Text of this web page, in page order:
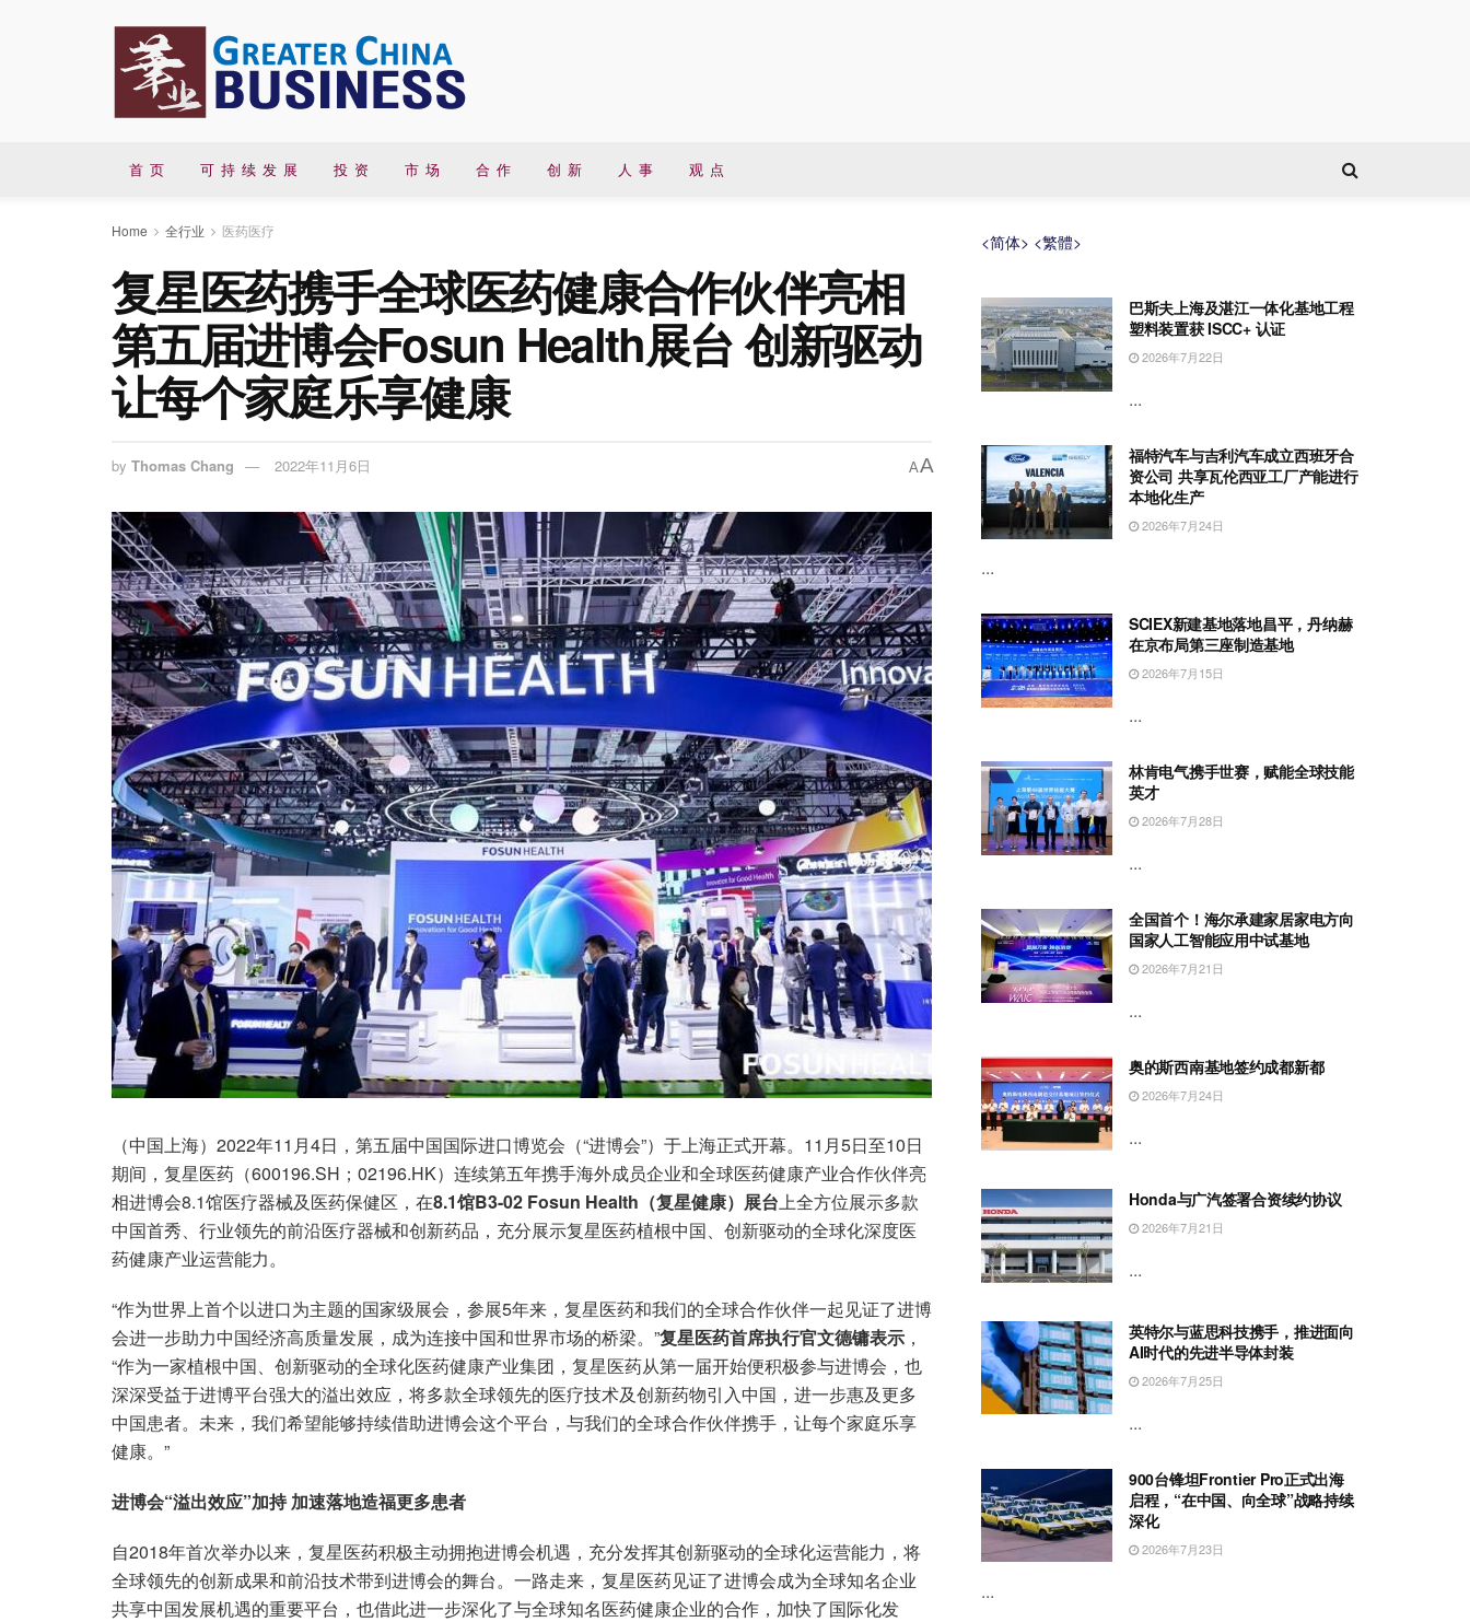
首 页 可 持 续 发 展 投 资 市 场 合 作 创 新 人 事 观 点
Home 全行业 医药医疗
复星医药携手全球医药健康合作伙伴亮相
第五届进博会Fosun Health展台 创新驱动
让每个家庭乐享健康
by Thomas Chang 2022年11月6日 AA
（中国上海）2022年11月4日，第五届中国国际进口博览会（“进博会”）于上海正式开幕。11月5日至10日
期间，复星医药（600196.SH；02196.HK）连续第五年携手海外成员企业和全球医药健康产业合作伙伴亮
相进博会8.1馆医疗器械及医药保健区，在8.1馆B3-02 Fosun Health（复星健康）展台上全方位展示多款
中国首秀、行业领先的前沿医疗器械和创新药品，充分展示复星医药植根中国、创新驱动的全球化深度医
药健康产业运营能力。
“作为世界上首个以进口为主题的国家级展会，参展5年来，复星医药和我们的全球合作伙伴一起见证了进博
会进一步助力中国经济高质量发展，成为连接中国和世界市场的桥梁。”复星医药首席执行官文德镛表示 ，
“作为一家植根中国、创新驱动的全球化医药健康产业集团，复星医药从第一届开始便积极参与进博会，也
深深受益于进博平台强大的溢出效应，将多款全球领先的医疗技术及创新药物引入中国，进一步惠及更多
中国患者。未来，我们希望能够持续借助进博会这个平台，与我们的全球合作伙伴携手，让每个家庭乐享
健康。”
进博会“溢出效应”加持 加速落地造福更多患者
自2018年首次举办以来，复星医药积极主动拥抱进博会机遇，充分发挥其创新驱动的全球化运营能力，将
全球领先的创新成果和前沿技术带到进博会的舞台。一路走来，复星医药见证了进博会成为全球知名企业
共享中国发展机遇的重要平台，也借此进一步深化了与全球知名医药健康企业的合作，加快了国际化发
<简体> <繁體>
巴斯夫上海及湛江一体化基地工程
塑料装置获 ISCC+ 认证
2026年7月22日
...
福特汽车与吉利汽车成立西班牙合
资公司 共享瓦伦西亚工厂产能进行
本地化生产
2026年7月24日
...
SCIEX新建基地落地昌平，丹纳赫
在京布局第三座制造基地
2026年7月15日
...
林肯电气携手世赛，赋能全球技能
英才
2026年7月28日
...
全国首个！海尔承建家居家电方向
国家人工智能应用中试基地
2026年7月21日
...
奥的斯西南基地签约成都新都
2026年7月24日
...
Honda与广汽签署合资续约协议
2026年7月21日
...
英特尔与蓝思科技携手，推进面向
AI时代的先进半导体封装
2026年7月25日
...
900台锋坦Frontier Pro正式出海
启程，“在中国、向全球”战略持续
深化
2026年7月23日
...